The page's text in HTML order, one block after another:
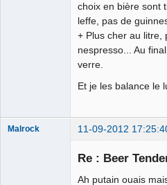
choix en bière sont
leffe, pas de
+ Plus cher au litre,
nespresso... Au
verre.
Et je les balance le
Malrock 11-09-2012
Re : Beer
Ah putain ouais